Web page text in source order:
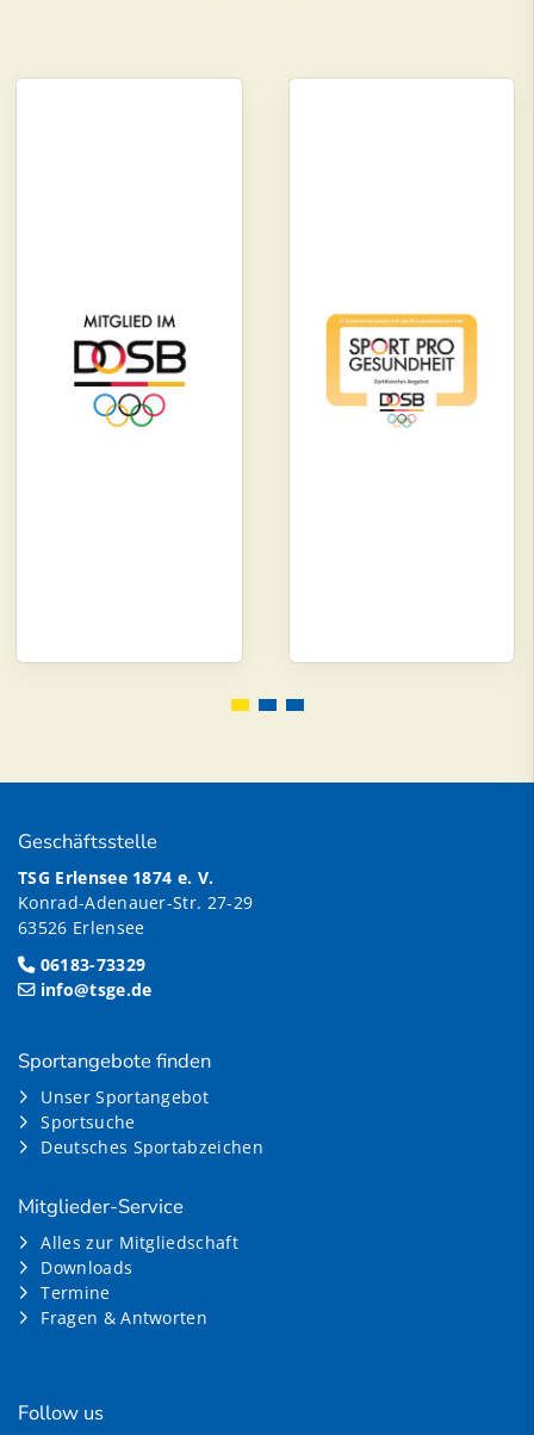
Geschäftsstelle
TSG Erlensee 1874 e. V.
Konrad-Adenauer-Str. 27-29
63526 Erlensee
06183-73329
info@tsge.de
Sportangebote finden
Unser Sportangebot
Sportsuche
Deutsches Sportabzeichen
Mitglieder-Service
Alles zur Mitgliedschaft
Downloads
Termine
Fragen & Antworten
Follow us